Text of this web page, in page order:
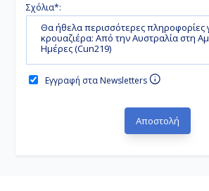
Σχόλια*:
Εγγραφή στα Newsletters